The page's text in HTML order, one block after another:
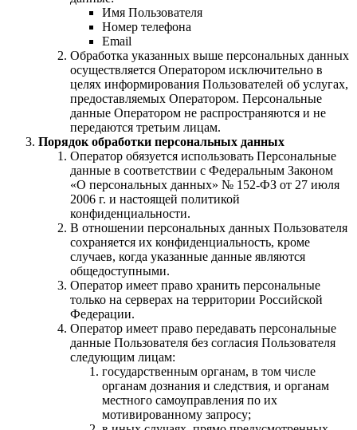
Имя Пользователя
Номер телефона
Email
Обработка указанных выше персональных данных
осуществляется Оператором исключительно в
целях информирования Пользователей об услугах,
предоставляемых Оператором. Персональные
данные Оператором не распространяются и не
передаются третьим лицам.
Порядок обработки персональных данных
Оператор обязуется использовать Персональные
данные в соответствии с Федеральным Законом
«О персональных данных» № 152-ФЗ от 27 июля
2006 г. и настоящей политикой
конфиденциальности.
В отношении персональных данных Пользователя
сохраняется их конфиденциальность, кроме
случаев, когда указанные данные являются
общедоступными.
Оператор имеет право хранить персональные
только на серверах на территории Российской
Федерации.
Оператор имеет право передавать персональные
данные Пользователя без согласия Пользователя
следующим лицам:
государственным органам, в том числе
органам дознания и следствия, и органам
местного самоуправления по их
мотивированному запросу;